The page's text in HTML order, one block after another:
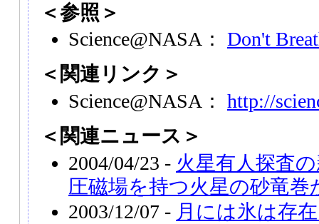
＜参照＞
Science@NASA： Don't
＜関連リンク＞
Science@NASA： http://
＜関連ニュース＞
2004/04/23 - 火星有人探査
圧磁場を持つ火星の砂竜巻
2003/12/07 - 月には氷は存